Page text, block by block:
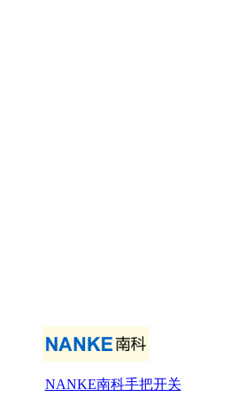
NANKE南科手把开关